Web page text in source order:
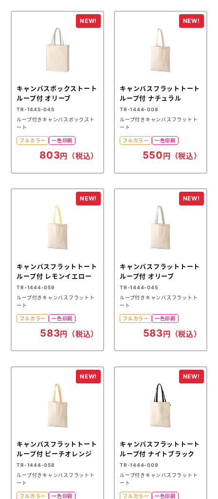
キャンバスボックストート
ループ付 オリーブ
TR-1445-045
ループ付きキャンバスボックスト
ート
フルカラー 一色印刷
803 円（税込）
キャンバスフラットトート
ループ付 ナチュラル
TR-1444-008
ループ付きキャンバスフラットト
ート
フルカラー 一色印刷
550 円（税込）
キャンバスフラットトート
ループ付 レモンイエロー
TR-1444-059
ループ付きキャンバスフラットト
ート
フルカラー 一色印刷
583円（税込）
キャンバスフラットトート
ループ付 オリーブ
TR-1444-045
ループ付きキャンバスフラットト
ート
フルカラー 一色印刷
583円（税込）
キャンバスフラットトート
ループ付 ピーチオレンジ
TR-1444-058
ループ付きキャンバスフラットト
ート
フルカラー 一色印刷
キャンバスフラットトート
ループ付 ナイトブラック
TR-1444-009
ループ付きキャンバスフラットト
ート
フルカラー 一色印刷